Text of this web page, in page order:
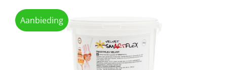
Aanbieding